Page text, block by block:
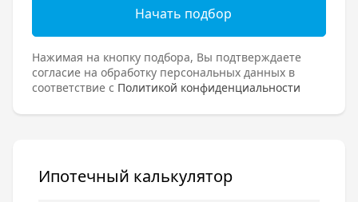
Начать подбор
Нажимая на кнопку подбора, Вы подтверждаете
согласие на обработку персональных данных в
соответствие с Политикой конфиденциальности
Ипотечный калькулятор